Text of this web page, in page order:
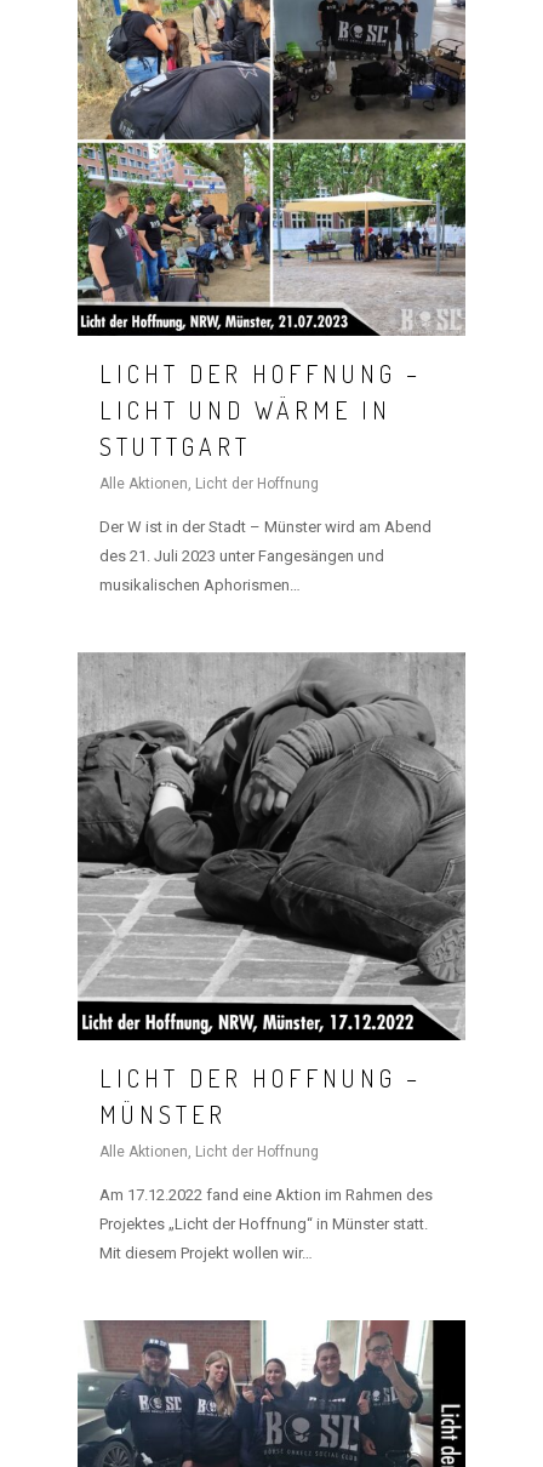
LICHT DER HOFFNUNG –
LICHT UND WÄRME IN
STUTTGART
Alle Aktionen Licht der Hoffnung
Der W ist in der Stadt – Münster wird am Abend
des 21. Juli 2023 unter Fangesängen und
musikalischen Aphorismen…
LICHT DER HOFFNUNG –
MÜNSTER
Alle Aktionen Licht der Hoffnung
Am 17.12.2022 fand eine Aktion im Rahmen des
Projektes „Licht der Hoffnung“ in Münster statt.
Mit diesem Projekt wollen wir…